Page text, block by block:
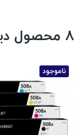
8 محصول دیگر در همین شاخه:
ناموجود